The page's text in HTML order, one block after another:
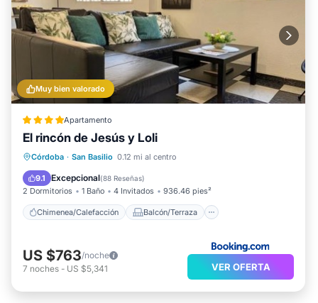
Muy bien valorado
Apartamento
El rincón de Jesús y Loli
Córdoba · San Basilio 0.12 mi al centro
9.1 Excepcional(88 Reseñas)
2 Dormitorios 1 Baño 4 Invitados 936.46 pies²
Chimenea/Calefacción Balcón/Terraza
Chimenea/Calefacción
Vistas
Desayuno
US $763/noche
7 noches - US $5,341 VER OFERTA